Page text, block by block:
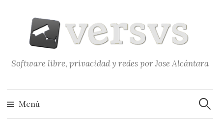
contenido
Software libre, privacidad y redes por Jose Alcántara
Menú